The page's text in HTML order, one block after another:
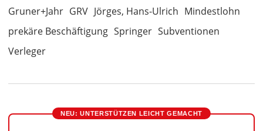
Gruner+Jahr GRV Jörges, Hans-Ulrich Mindestlohn
prekäre Beschäftigung Springer Subventionen
Verleger
NEU: UNTERSTÜTZEN LEICHT GEMACHT